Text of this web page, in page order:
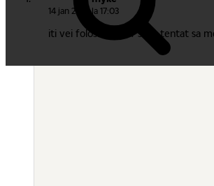
14 jan 2010 la 17:03
iti vei folosi cardul? sunt tentat sa